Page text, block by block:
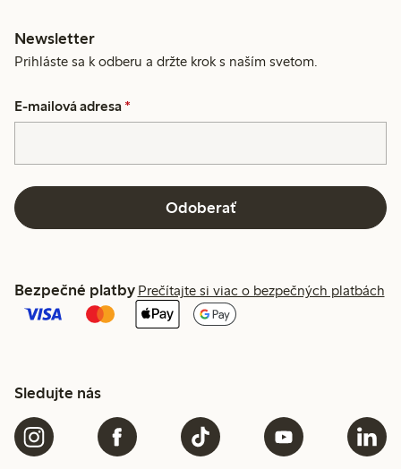
Newsletter
Prihláste sa k odberu a držte krok s naším svetom.
E-mailová adresa *
Odoberať
Bezpečné platby Prečítajte si viac o bezpečných platbách
Sledujte nás